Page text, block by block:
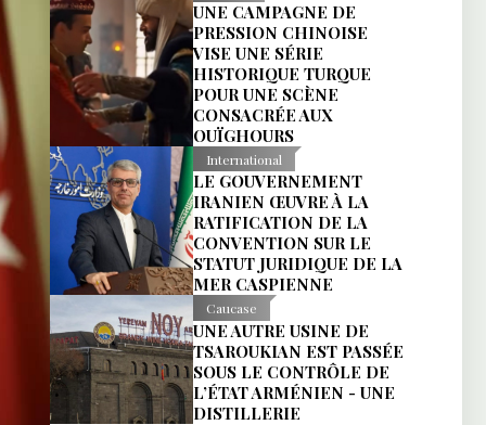
UNE CAMPAGNE DE
PRESSION CHINOISE
VISE UNE SÉRIE
HISTORIQUE TURQUE
POUR UNE SCÈNE
CONSACRÉE AUX
OUÏGHOURS
International
LE GOUVERNEMENT
IRANIEN ŒUVRE À LA
RATIFICATION DE LA
CONVENTION SUR LE
STATUT JURIDIQUE DE LA
MER CASPIENNE
Caucase
UNE AUTRE USINE DE
TSAROUKIAN EST PASSÉE
SOUS LE CONTRÔLE DE
L’ÉTAT ARMÉNIEN - UNE
DISTILLERIE